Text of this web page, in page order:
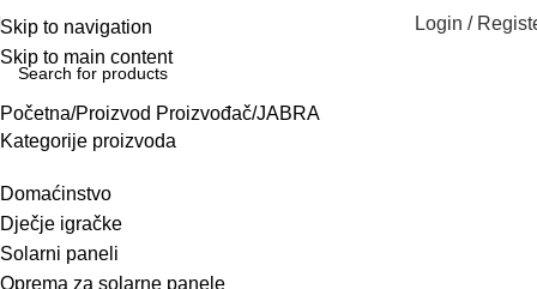
Skip to navigation
Skip to main content
Login /
Početna Proizvod Proizvođač JABRA
Kategorije proizvoda
Domaćinstvo
Dječje igračke
Solarni paneli
Oprema za solarne panele